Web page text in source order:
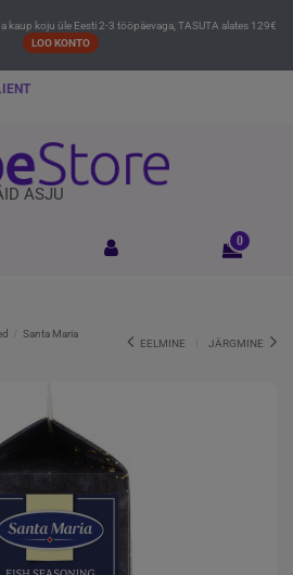
kaup koju üle Eesti 2-3 tööpäevaga, TASUTA alates 129€
LOO KONTO
ASJU
0
Santa Maria
EELMINE JÄRGMINE